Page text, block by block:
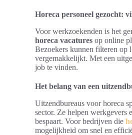
Horeca personeel gezocht:
Voor werkzoekenden is het
horeca vacatures op online
Bezoekers kunnen filteren op
vergemakkelijkt. Met een
job te vinden.
Het belang van een
Uitzendbureaus voor horeca
sector. Ze helpen werkgevers
bespaart. Voor bedrijven die
mogelijkheid om snel en